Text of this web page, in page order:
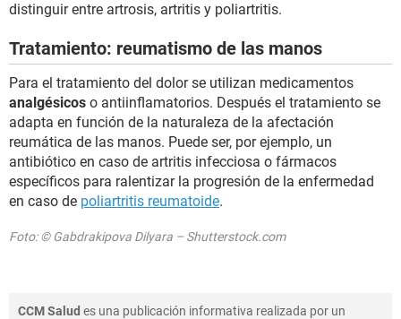
distinguir entre artrosis, artritis y poliartritis.
Tratamiento: reumatismo de las manos
Para el tratamiento del dolor se utilizan medicamentos
analgésicos o antiinflamatorios. Después el tratamiento se
adapta en función de la naturaleza de la afectación
reumática de las manos. Puede ser, por ejemplo, un
antibiótico en caso de artritis infecciosa o fármacos
específicos para ralentizar la progresión de la enfermedad
en caso de poliartritis reumatoide.
Foto: © Gabdrakipova Dilyara – Shutterstock.com
CCM Salud es una publicación informativa realizada por un